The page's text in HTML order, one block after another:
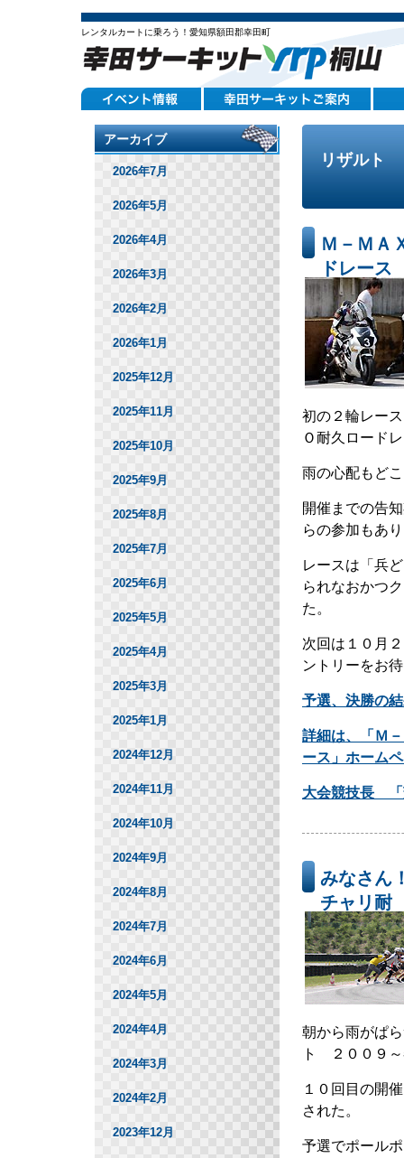
レンタルカートに乗ろう！愛知県額田郡幸田町
リザルト
Ｍ－ＭＡ
ドレース
初の２輪レー
Ｏ耐久ロード
雨の心配もど
開催までの告
らの参加もあ
レースは「兵
られなおかつ
た。
次回は１０月
ントリーをお
予選、決勝の
詳細は、「Ｍ
ース」ホーム
大会競技長 「
みなさん
チャリ
朝から雨がぱ
ト ２００９
１０回目の開
された。
予選でポール
アーカイブ
2026年7月
2026年5月
2026年4月
2026年3月
2026年2月
2026年1月
2025年12月
2025年11月
2025年10月
2025年9月
2025年8月
2025年7月
2025年6月
2025年5月
2025年4月
2025年3月
2025年1月
2024年12月
2024年11月
2024年10月
2024年9月
2024年8月
2024年7月
2024年6月
2024年5月
2024年4月
2024年3月
2024年2月
2023年12月